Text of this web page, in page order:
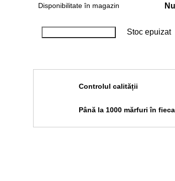
Disponibilitate în magazin Nu
Stoc epuizat
Controlul calității
Până la 1000 mărfuri în